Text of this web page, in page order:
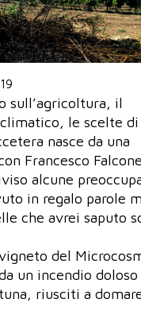
sull’agricoltura, il
le scelte di
nasce da una
Francesco
alcune
in regalo parole
che avrei saputo
del
un incendio doloso
riusciti a